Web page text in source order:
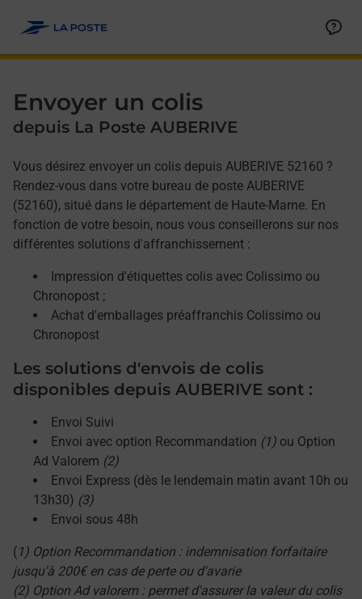
Envoyer un colis
depuis La Poste AUBERIVE
Vous désirez envoyer un colis depuis AUBERIVE 52160 ?
Rendez-vous dans votre bureau de poste AUBERIVE
(52160), situé dans le département de Haute-Marne. En
fonction de votre besoin, nous vous conseillerons sur nos
différentes solutions d'affranchissement :
Impression d'étiquettes colis avec Colissimo ou
Chronopost ;
Achat d'emballages préaffranchis Colissimo ou
Chronopost
Les solutions d'envois de colis
disponibles depuis AUBERIVE sont :
Envoi Suivi
Envoi avec option Recommandation (1) ou Option
Ad Valorem (2)
Envoi Express (dès le lendemain matin avant 10h ou
13h30) (3)
Envoi sous 48h
( 1) Option Recommandation : indemnisation forfaitaire
jusqu'à 200€ en cas de perte ou d'avarie
(2) Option Ad valorem : permet d'assurer la valeur du colis